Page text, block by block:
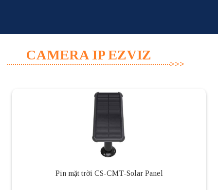
CAMERA IP EZVIZ
Pin mặt trời CS-CMT-Solar Panel